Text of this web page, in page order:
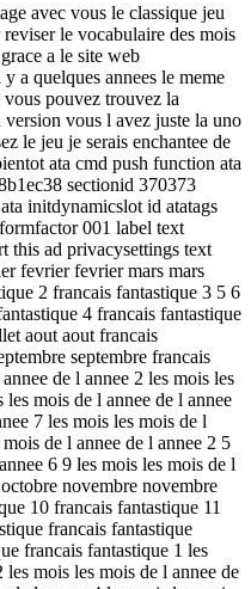
avec vous le classique jeu
le vocabulaire des mois
a le site web
a quelques annees le meme
vous pouvez trouvez la
vous l avez juste la uno
le jeu je serais enchantee de
ata cmd push function ata
sectionid 370373
initdynamicslot id atatags
001 label text
this ad privacysettings text
fevrier fevrier mars mars
2 francais fantastique 3 5 6
4 francais fantastique
aout aout francais
septembre francais
de l annee 2 les mois les
mois de l annee de l annee
7 les mois les mois de l
de l annee de l annee 2 5
6 9 les mois les mois de l
novembre novembre
10 francais fantastique 11
francais fantastique
francais fantastique 1 les
mois les mois de l annee de